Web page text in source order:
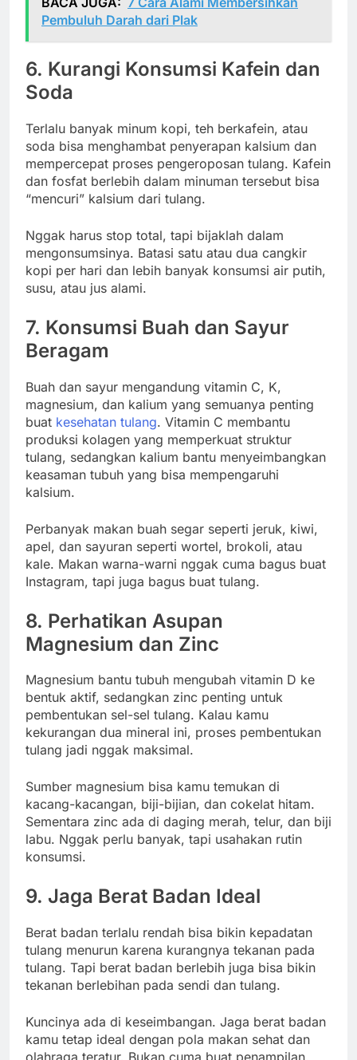
Pembuluh Darah dari Plak
6. Kurangi Konsumsi Kafein dan
Soda
Terlalu banyak minum kopi, teh berkafein, atau
soda bisa menghambat penyerapan kalsium dan
mempercepat proses pengeroposan tulang. Kafein
dan fosfat berlebih dalam minuman tersebut bisa
“mencuri” kalsium dari tulang.
Nggak harus stop total, tapi bijaklah dalam
mengonsumsinya. Batasi satu atau dua cangkir
kopi per hari dan lebih banyak konsumsi air putih,
susu, atau jus alami.
7. Konsumsi Buah dan Sayur
Beragam
Buah dan sayur mengandung vitamin C, K,
magnesium, dan kalium yang semuanya penting
buat kesehatan tulang. Vitamin C membantu
produksi kolagen yang memperkuat struktur
tulang, sedangkan kalium bantu menyeimbangkan
keasaman tubuh yang bisa mempengaruhi
kalsium.
Perbanyak makan buah segar seperti jeruk, kiwi,
apel, dan sayuran seperti wortel, brokoli, atau
kale. Makan warna-warni nggak cuma bagus buat
Instagram, tapi juga bagus buat tulang.
8. Perhatikan Asupan
Magnesium dan Zinc
Magnesium bantu tubuh mengubah vitamin D ke
bentuk aktif, sedangkan zinc penting untuk
pembentukan sel-sel tulang. Kalau kamu
kekurangan dua mineral ini, proses pembentukan
tulang jadi nggak maksimal.
Sumber magnesium bisa kamu temukan di
kacang-kacangan, biji-bijian, dan cokelat hitam.
Sementara zinc ada di daging merah, telur, dan biji
labu. Nggak perlu banyak, tapi usahakan rutin
konsumsi.
9. Jaga Berat Badan Ideal
Berat badan terlalu rendah bisa bikin kepadatan
tulang menurun karena kurangnya tekanan pada
tulang. Tapi berat badan berlebih juga bisa bikin
tekanan berlebihan pada sendi dan tulang.
Kuncinya ada di keseimbangan. Jaga berat badan
kamu tetap ideal dengan pola makan sehat dan